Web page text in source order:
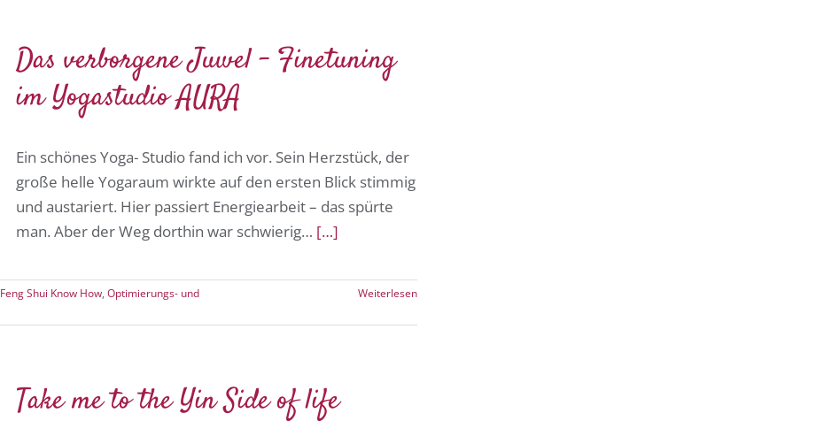
Das verborgene Juwel – Finetuning
im Yogastudio AURA
Ein schönes Yoga- Studio fand ich vor. Sein Herzstück, der
große helle Yogaraum wirkte auf den ersten Blick stimmig
und austariert. Hier passiert Energiearbeit – das spürte
man. Aber der Weg dorthin war schwierig… […]
Feng Shui Know How, Optimierungs- und
Weiterlesen
Take me to the Yin Side of life